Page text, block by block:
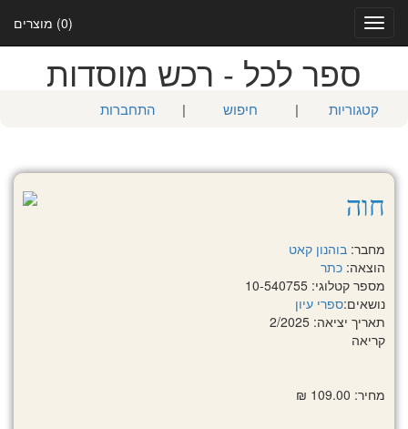
(0) מוצרים
Toggle
navigation
ספר לכל - רכש מוסדות
קטגוריות | חיפוש | התחברות
חוה
מחבר: בוהנון קאט
הוצאה: כתר
מספר קטלוגי: 10-540755
נושאים:ספרי עיון
תאריך יציאה: 2/2025
קריאה
מחיר: 109.00 ₪